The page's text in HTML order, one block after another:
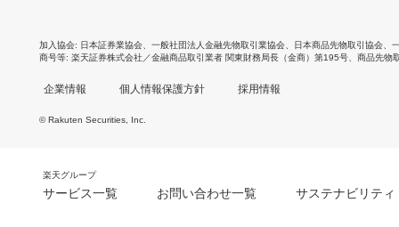
加入協会 日本証券業協会 一般社団法人金融先物取引業協会 日本商品先物取引協会
商号等 楽天証券株式会社／金融商品取引業者 関東財務局長（金商）第195号、商品先物
企業情報 個人情報保護方針 採用情報
© Rakuten Securities, Inc.
楽天グループ
サービス一覧 お問い合わせ一覧 サステナビリティ